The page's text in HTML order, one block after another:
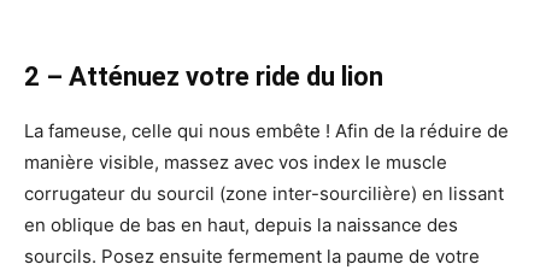
2 – Atténuez votre ride du lion
La fameuse, celle qui nous embête ! Afin de la réduire de
manière visible, massez avec vos index le muscle
corrugateur du sourcil (zone inter-sourcilière) en lissant
en oblique de bas en haut, depuis la naissance des
sourcils. Posez ensuite fermement la paume de votre